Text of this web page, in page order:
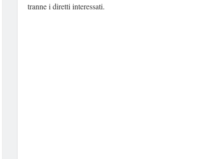
tranne i diretti interessati.